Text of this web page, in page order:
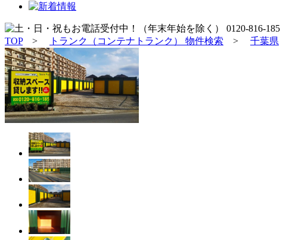
TOP> トランク（コンテナトランク） 物件検索 > 千葉県